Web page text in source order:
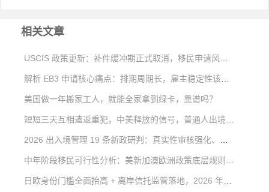
相关文章
美国做一年搬家工人，就能全家拿到绿卡，靠谱吗？